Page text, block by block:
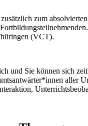
zum
(VCT).
und Sie können sich
aller